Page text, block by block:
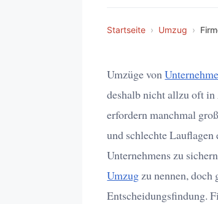
Startseite › Umzug ›
Umzüge von
deshalb nicht allzu oft
erfordern manchmal
und schlechte Lauflagen
Unternehmens zu
Umzugzu nennen,
Entscheidungsfindung.